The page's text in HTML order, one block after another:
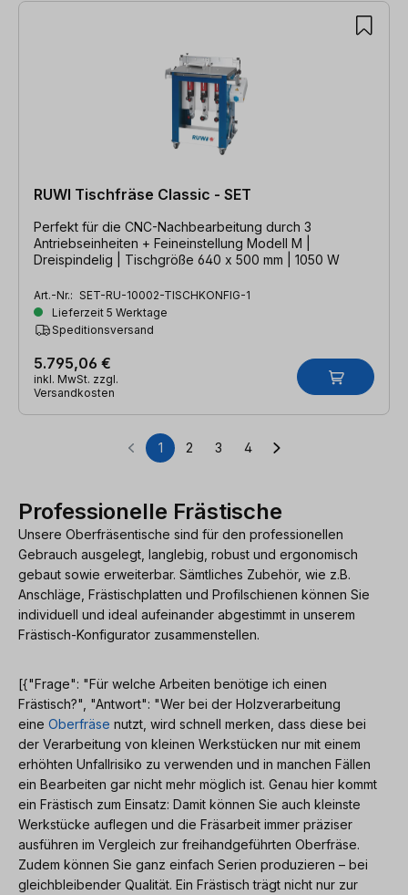
RUWI Tischfräse Classic - SET
Perfekt für die CNC-Nachbearbeitung durch 3
Antriebseinheiten + Feineinstellung Modell M |
Dreispindelig | Tischgröße 640 x 500 mm | 1050 W
Art.-Nr.: SET-RU-10002-TISCHKONFIG-1
Lieferzeit 5 Werktage
Speditionsversand
5.795,06 €
inkl. MwSt. zzgl.
Versandkosten
Seite
1 Seite
2 Seite
3 Seite
4
Professionelle Frästische
Unsere Oberfräsentische sind für den professionellen
Gebrauch ausgelegt, langlebig, robust und ergonomisch
gebaut sowie erweiterbar. Sämtliches Zubehör, wie z.B.
Anschläge, Frästischplatten und Profilschienen können Sie
individuell und ideal aufeinander abgestimmt in unserem
Frästisch-Konfigurator zusammenstellen.
[{"Frage": "Für welche Arbeiten benötige ich einen
Frästisch?", "Antwort": "Wer bei der Holzverarbeitung
eine Oberfräse nutzt, wird schnell merken, dass diese bei
der Verarbeitung von kleinen Werkstücken nur mit einem
erhöhten Unfallrisiko zu verwenden und in manchen Fällen
ein Bearbeiten gar nicht mehr möglich ist. Genau hier kommt
ein Frästisch zum Einsatz: Damit können Sie auch kleinste
Werkstücke auflegen und die Fräsarbeit immer präziser
ausführen im Vergleich zur freihandgeführten Oberfräse.
Zudem können Sie ganz einfach Serien produzieren – bei
gleichbleibender Qualität. Ein Frästisch trägt nicht nur zur